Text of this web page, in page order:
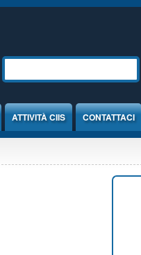
Form di ricerca
ATTIVITÀ CIIS CONTATTACI